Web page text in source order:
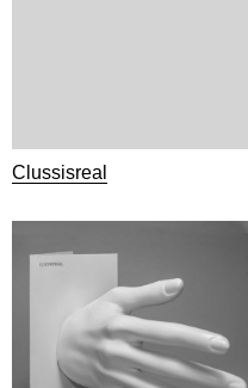
Clussisreal